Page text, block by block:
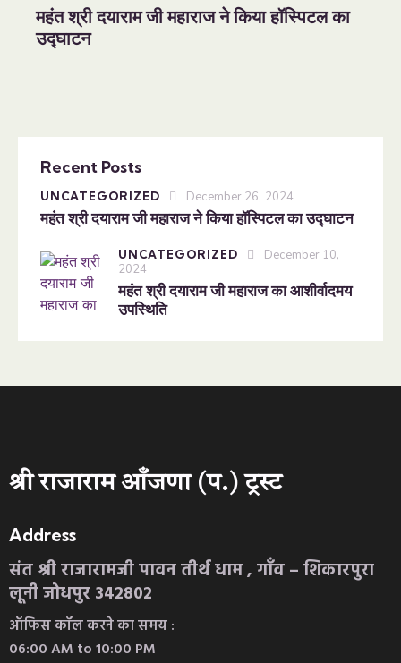
महंत श्री दयाराम जी महाराज ने किया हॉस्पिटल का
उद्घाटन
Recent Posts
UNCATEGORIZED December 26, 2024
महंत श्री दयाराम जी महाराज ने किया हॉस्पिटल का उद्घाटन
UNCATEGORIZED
December 10,
2024
महंत श्री दयाराम जी महाराज का आशीर्वादमय
उपस्थिति
श्री राजाराम आँजणा (प.) ट्रस्ट
Address
संत श्री राजारामजी पावन तीर्थ धाम , गाँव – शिकारपुरा
लूनी जोधपुर 342802
ऑफिस कॉल करने का समय :
06:00 AM to 10:00 PM